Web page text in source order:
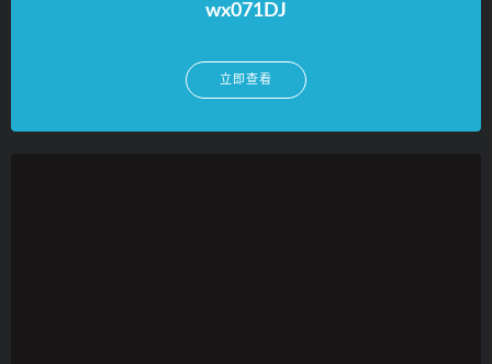
wx071DJ
立即查看